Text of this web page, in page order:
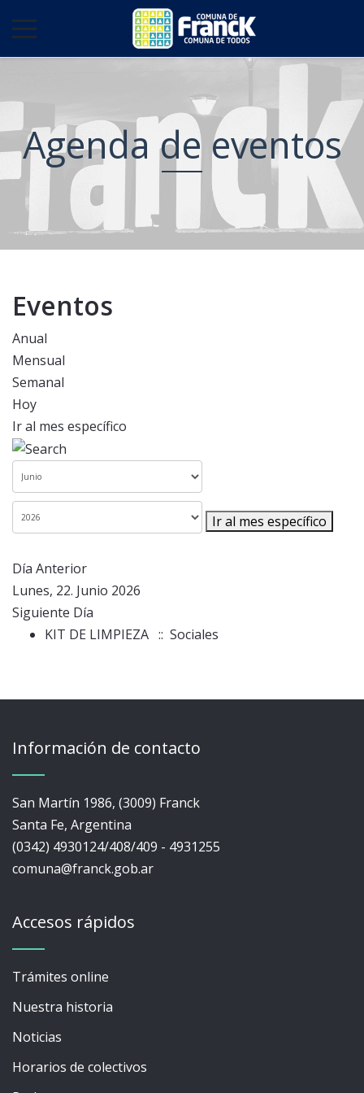
Agenda de eventos
Eventos
Anual
Mensual
Semanal
Hoy
Ir al mes específico
Ir al mes específico
Día Anterior
Lunes, 22. Junio 2026
Siguiente Día
KIT DE LIMPIEZA :: Sociales
Información de contacto
San Martín 1986, (3009) Franck
Santa Fe, Argentina
(0342) 4930124/408/409 - 4931255
comuna@franck.gob.ar
Accesos rápidos
Trámites online
Nuestra historia
Noticias
Horarios de colectivos